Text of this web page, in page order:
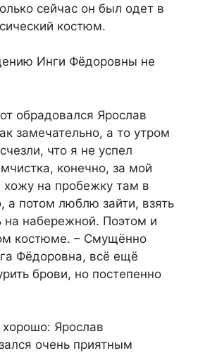
сейчас он был одет в
костюм.
Инги Фёдоровны не
обрадовался Ярослав
замечательно, а то утром
что я не успел
конечно, за мой
хожу на пробежку там в
а потом люблю зайти, взять
на набережной. Поэтом и
костюме. – Смущённо
Фёдоровна, всё ещё
брови, но постепенно
Ярослав
очень приятным